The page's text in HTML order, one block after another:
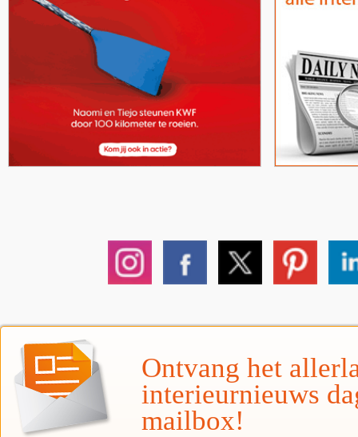
Ontvang het
interieurnieuws
mailbox!